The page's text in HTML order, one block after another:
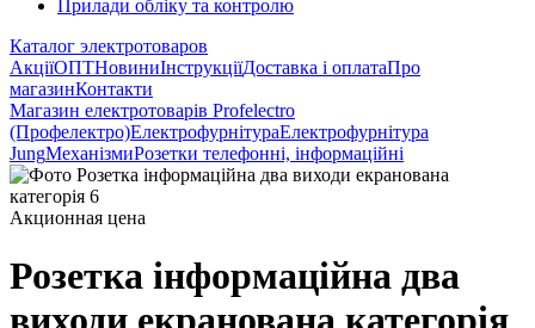
Прилади обліку та контролю
Каталог электротоваров
АкціїОПТНовиниІнструкціїДоставка і оплатаПро
магазинКонтакти
Магазин електротоварів Profelectro
(Профелектро)ЕлектрофурнітураЕлектрофурнітура
JungМеханізмиРозетки телефонні, інформаційні
Акционная цена
Розетка інформаційна два